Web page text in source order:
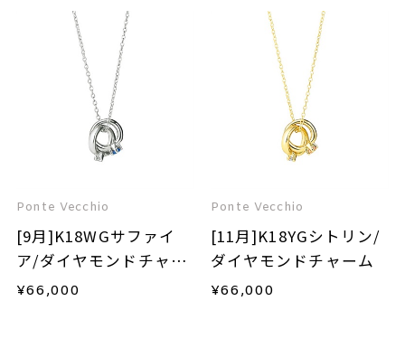
Ponte Vecchio
[9月]K18WGサファイ
ア/ダイヤモンドチャー
ム
¥66,000
Ponte Vecchio
[11月]K18YGシトリン/
ダイヤモンドチャーム
¥66,000